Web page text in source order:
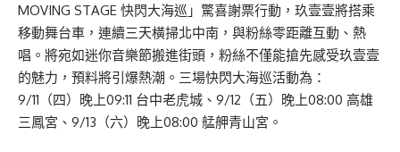
MOVING STAGE 快閃大海巡」驚喜謝票行動，玖壹壹將搭乘
移動舞台車，連續三天橫掃北中南，與粉絲零距離互動、熱
唱。將宛如迷你音樂節搬進街頭，粉絲不僅能搶先感受玖壹壹
的魅力，預料將引爆熱潮。三場快閃大海巡活動為：
9/11（四）晚上09:11 台中老虎城、9/12（五）晚上08:00 高雄
三鳳宮、9/13（六）晚上08:00 艋舺青山宮。